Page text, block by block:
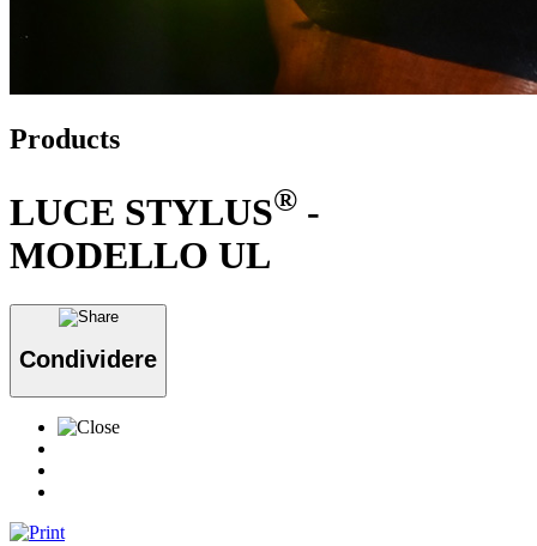
Products
LUCE STYLUS® -
MODELLO UL
Condividere